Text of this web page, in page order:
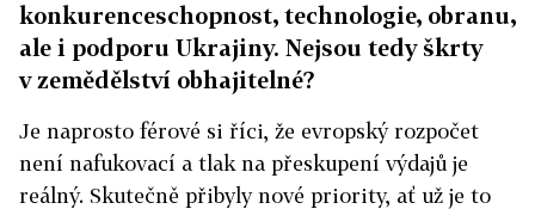
konkurenceschopnost, technologie, obranu,
ale i podporu Ukrajiny. Nejsou tedy škrty
v zemědělství obhajitelné?
Je naprosto férové si říci, že evropský rozpočet
není nafukovací a tlak na přeskupení výdajů je
reálný. Skutečně přibyly nové priority, ať už je to